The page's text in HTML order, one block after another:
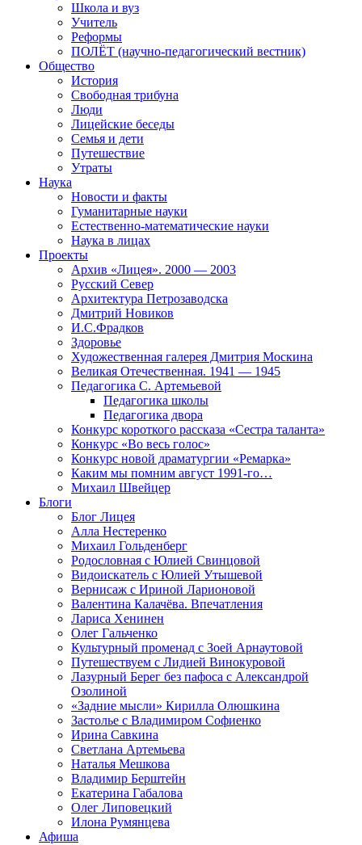
Школа и вуз
Учитель
Реформы
ПОЛЁТ (научно-педагогический вестник)
Общество
История
Свободная трибуна
Люди
Лицейские беседы
Семья и дети
Путешествие
Утраты
Наука
Новости и факты
Гуманитарные науки
Естественно-математические науки
Наука в лицах
Проекты
Архив «Лицея». 2000 — 2003
Русский Север
Архитектура Петрозаводска
Дмитрий Новиков
И.С.Фрадков
Здоровье
Художественная галерея Дмитрия Москина
Великая Отечественная. 1941 — 1945
Педагогика С. Артемьевой
Педагогика школы
Педагогика двора
Конкурс короткого рассказа «Сестра таланта»
Конкурс «Во весь голос»
Конкурс новой драматургии «Ремарка»
Каким мы помним август 1991-го…
Михаил Швейцер
Блоги
Блог Лицея
Алла Нестеренко
Михаил Гольденберг
Родословная с Юлией Свинцовой
Видоискатель с Юлией Утышевой
Вернисаж с Ириной Ларионовой
Валентина Калачёва. Впечатления
Лариса Хенинен
Олег Гальченко
Культурный променад с Зоей Арнаутовой
Путешествуем с Лидией Винокуровой
Лазурный Берег без пафоса с Александрой
Озолиной
«Задние мысли» Кирилла Олюшкина
Застолье с Владимиром Софиенко
Ирина Савкина
Светлана Артемьева
Наталья Мешкова
Владимир Берштейн
Екатерина Габалова
Олег Липовецкий
Илона Румянцева
Афиша